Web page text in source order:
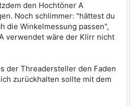
den Hochtöner A
Noch schlimmer: "hättest du
die Winkelmessung passen",
verwendet wäre der Klirr nicht
der Threadersteller den Faden
zurückhalten sollte mit dem